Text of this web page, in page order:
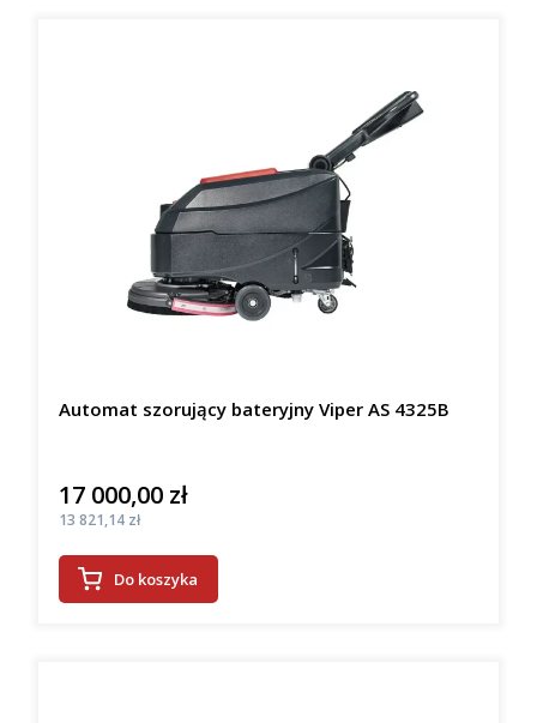
Automat szorujący bateryjny Viper AS 4325B
Cena
17 000,00 zł
Cena
13 821,14 zł
Do koszyka